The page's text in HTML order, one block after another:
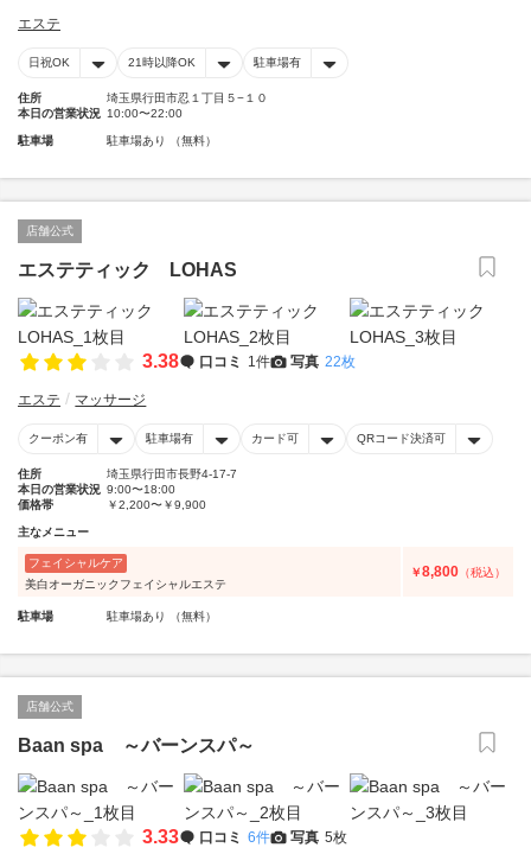
エステ
日祝OK 21時以降OK 駐車場有
住所
埼玉県行田市忍１丁目５−１０
本日の営業状況 10:00〜22:00
駐車場 駐車場あり （無料）
店舗公式
エステティック LOHAS
3.38 口コミ 1件 写真 22枚
エステ マッサージ
クーポン有 駐車場有 カード可 QRコード決済可
住所
埼玉県行田市長野4-17-7
本日の営業状況 9:00〜18:00
価格帯
￥2,200〜￥9,900
主なメニュー
フェイシャルケア
美白オーガニックフェイシャルエステ
￥8,800 （税込）
駐車場 駐車場あり （無料）
店舗公式
Baan spa ～バーンスパ～
3.33 口コミ 6件 写真 5枚